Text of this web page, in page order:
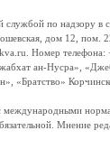
по надзору в
дом 12, пом.
Номер
ан-Нусра»,
международными
Мнение